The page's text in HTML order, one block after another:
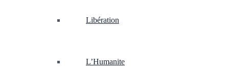
Libération
L’Humanite